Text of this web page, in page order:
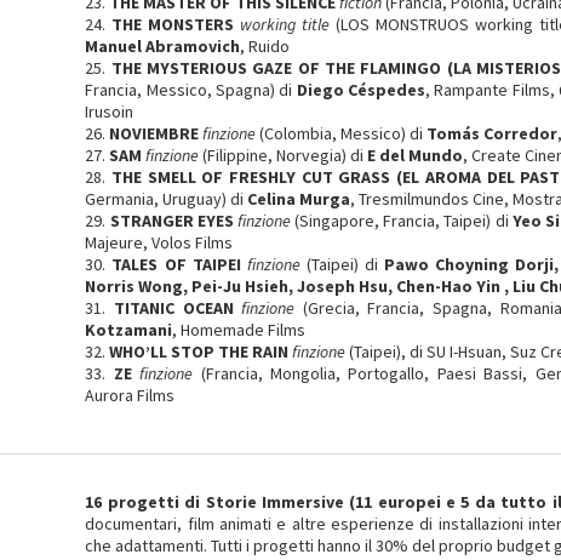
24. THE MONSTERS working title (LOS MONSTRUOS working
Manuel Abramovich, Ruido
25. THE MYSTERIOUS GAZE OF THE FLAMINGO (LA
Francia, Messico, Spagna) di Diego Céspedes, Rampante
Irusoin
26. NOVIEMBREfinzione(Colombia, Messico) di Tomás Corredor
27.SAM finzione(Filippine, Norvegia) di E del Mundo, Create
28. THE SMELL OF FRESHLY CUT GRASS (EL AROMA DEL
Germania, Uruguay) di Celina Murga, Tresmilmundos Cine,
29. STRANGER EYES finzione(Singapore, Francia, Taipei) di Yeo
Majeure, Volos Films
30. TALES OF TAIPEI finzione(Taipei) di Pawo Choyning
Norris Wong, Pei-Ju Hsieh, Joseph Hsu, Chen-Hao Yin , Liu
31. TITANIC OCEAN finzione (Grecia, Francia, Spagna,
Kotzamani, Homemade Films
32.WHO’LL STOP THE RAIN finzione(Taipei), di SU I-Hsuan, Suz
33. ZE finzione (Francia, Mongolia, Portogallo, Paesi Bassi,
Aurora Films
16 progetti di Storie Immersive (11 europei e 5 da tutto
documentari, film animati e altre esperienze di installazioni
che adattamenti. Tutti i progetti hanno il 30% del proprio budget